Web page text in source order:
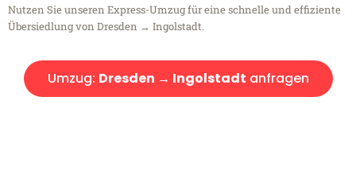
Nutzen Sie unseren Express-Umzug für eine schnelle und effiziente
Übersiedlung von Dresden → Ingolstadt.
Umzug: Dresden → Ingolstadt anfragen